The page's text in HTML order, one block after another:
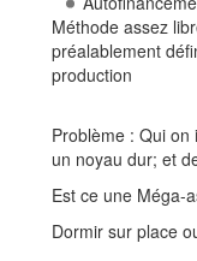
Méthode assez
préalablement
production
Problème : Qui
un noyau dur; et
Est ce une Méga-
Dormir sur place